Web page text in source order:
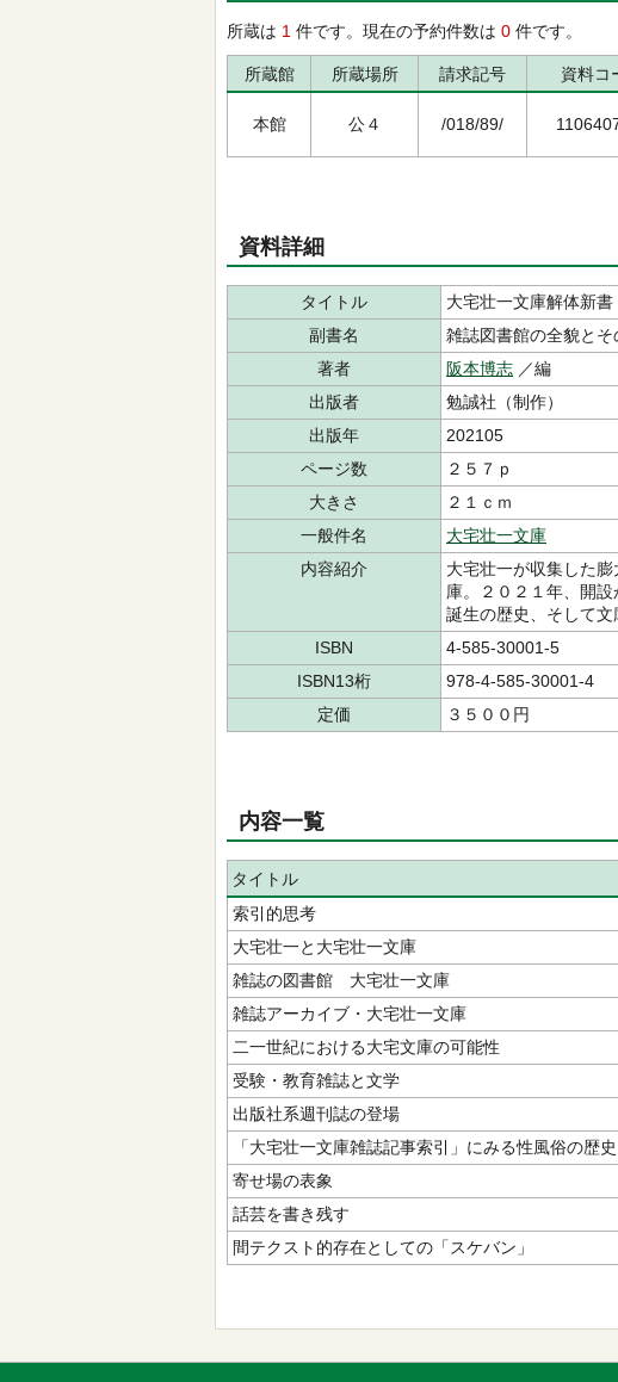
所蔵は 1 件です。現在の予約件数は 0 件です。
所蔵館 所蔵場所 請求記号 資料コ
本館 公４ /018/89/
資料詳細
タイトル
大宅壮一文庫解体新書
副書名
雑誌図書館の全貌とそ
著者
阪本博志 ／編
出版者
勉誠社（制作）
出版年
202105
ページ数
２５７ｐ
大きさ
２１ｃｍ
一般件名
大宅壮一文庫
内容紹介
大宅壮一が収集した
庫。２０２１年、開
誕生の歴史、そして文
ISBN
4-585-30001-5
ISBN13桁
978-4-585-30001-4
定価
３５００円
内容一覧
タイトル
索引的思考
大宅壮一と大宅壮一文庫
雑誌の図書館 大宅壮一文庫
雑誌アーカイブ・大宅壮一文庫
二一世紀における大宅文庫の可能性
受験・教育雑誌と文学
出版社系週刊誌の登場
「大宅壮一文庫雑誌記事索引」にみる性風俗の歴史
寄せ場の表象
話芸を書き残す
間テクスト的存在としての「スケバン」